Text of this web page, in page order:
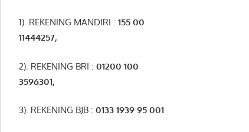
1). REKENING MANDIRI : 155 00
11444257,
2). REKENING BRI : 01200 100
3596301,
3). REKENING BJB : 0133 1939 95 001